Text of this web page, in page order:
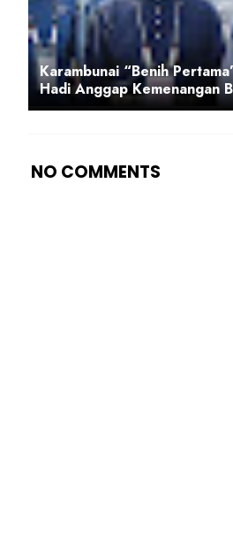
Karambunai “Benih
Hadi Anggap Kemenangan
NO COMMENTS